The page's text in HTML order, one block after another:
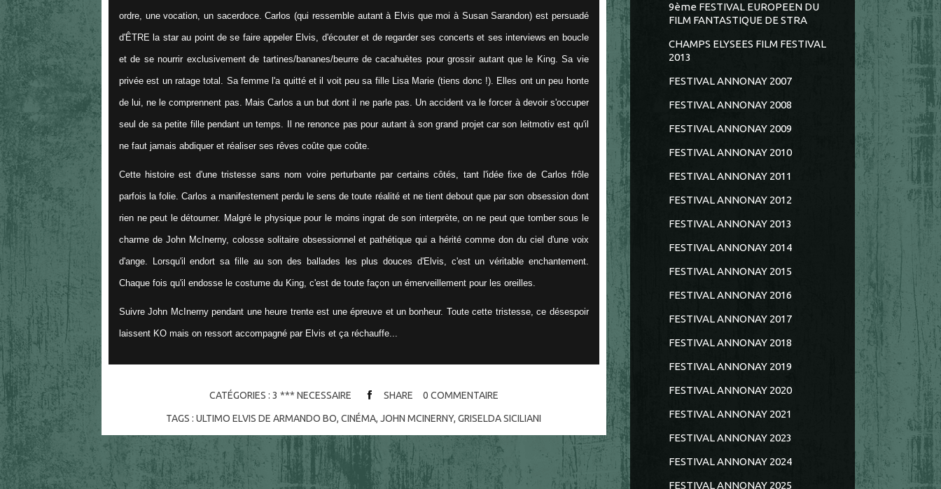
ordre, une vocation, un sacerdoce. Carlos (qui ressemble autant à Elvis que moi à Susan Sarandon) est persuadé
d'ÊTRE la star au point de se faire appeler Elvis, d'écouter et de regarder ses concerts et ses interviews en boucle
et de se nourrir exclusivement de tartines/bananes/beurre de cacahuètes pour grossir autant que le King. Sa vie
privée est un ratage total. Sa femme l'a quitté et il voit peu sa fille Lisa Marie (tiens donc !). Elles ont un peu honte
de lui, ne le comprennent pas. Mais Carlos a un but dont il ne parle pas. Un accident va le forcer à devoir s'occuper
seul de sa petite fille pendant un temps. Il ne renonce pas pour autant à son grand projet car son leitmotiv est qu'il
ne faut jamais abdiquer et réaliser ses rêves coûte que coûte.
Cette histoire est d'une tristesse sans nom voire perturbante par certains côtés, tant l'idée fixe de Carlos frôle
parfois la folie. Carlos a manifestement perdu le sens de toute réalité et ne tient debout que par son obsession dont
rien ne peut le détourner. Malgré le physique pour le moins ingrat de son interprète, on ne peut que tomber sous le
charme de John McInerny, colosse solitaire obsessionnel et pathétique qui a hérité comme don du ciel d'une voix
d'ange. Lorsqu'il endort sa fille au son des ballades les plus douces d'Elvis, c'est un véritable enchantement.
Chaque fois qu'il endosse le costume du King, c'est de toute façon un émerveillement pour les oreilles.
Suivre John McInerny pendant une heure trente est une épreuve et un bonheur. Toute cette tristesse, ce désespoir
laissent KO mais on ressort accompagné par Elvis et ça réchauffe...
CATÉGORIES : 3 *** NECESSAIRE SHARE 0 COMMENTAIRE
TAGS :ULTIMO ELVIS DE ARMANDO BO,CINÉMA,JOHN MCINERNY,GRISELDA SICILIANI
9ème FESTIVAL EUROPEEN DU
FILM FANTASTIQUE DE STRA
CHAMPS ELYSEES FILM FESTIVAL
2013
FESTIVAL ANNONAY 2007
FESTIVAL ANNONAY 2008
FESTIVAL ANNONAY 2009
FESTIVAL ANNONAY 2010
FESTIVAL ANNONAY 2011
FESTIVAL ANNONAY 2012
FESTIVAL ANNONAY 2013
FESTIVAL ANNONAY 2014
FESTIVAL ANNONAY 2015
FESTIVAL ANNONAY 2016
FESTIVAL ANNONAY 2017
FESTIVAL ANNONAY 2018
FESTIVAL ANNONAY 2019
FESTIVAL ANNONAY 2020
FESTIVAL ANNONAY 2021
FESTIVAL ANNONAY 2023
FESTIVAL ANNONAY 2024
FESTIVAL ANNONAY 2025